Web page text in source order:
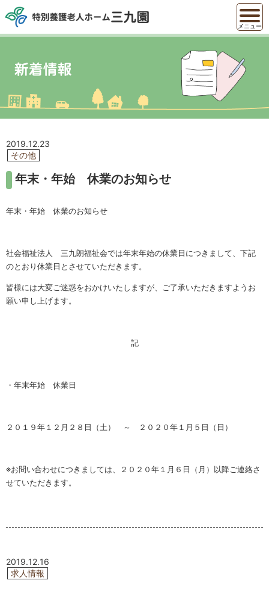
メニュー
年末・年始 休業のお知らせ
2019.12.23
その他
年末・年始 休業のお知らせ
社会福祉法人 三九朗福祉会では年末年始の休業日につきまして、下記
のとおり休業日とさせていただきます。
皆様には大変ご迷惑をおかけいたしますが、ご了承いただきますようお
願い申し上げます。
記
・年末年始 休業日
２０１９年１２月２８日（土） ～ ２０２０年１月５日（日）
※お問い合わせにつきましては、２０２０年１月６日（月）以降ご連絡さ
せていただきます。
2019.12.16
求人情報